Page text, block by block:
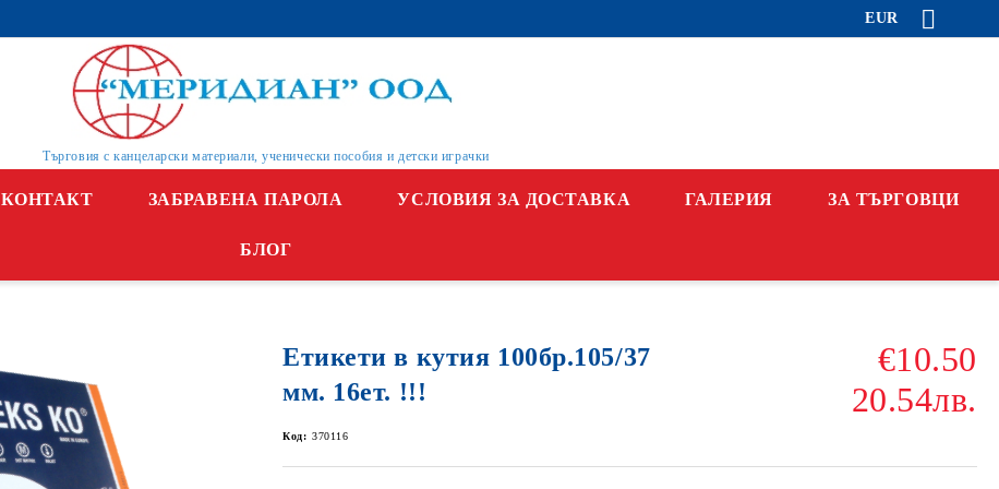
EUR
Търговия с канцеларски материали, ученически пособия и детски играчки
КОНТАКТ ЗАБРАВЕНА ПАРОЛА УСЛОВИЯ ЗА ДОСТАВКА ГАЛЕРИЯ ЗА ТЪРГОВЦИ
БЛОГ
Етикети в кутия 100бр.105/37
мм. 16ет. !!!
€10.50
20.54лв.
Код: 370116